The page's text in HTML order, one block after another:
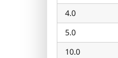
4.0
5.0
10.0